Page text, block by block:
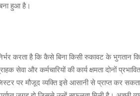
हुआ है।
करता है कि कैसे बिना किसी रुकावट के भुगतान
सेवा और कर्मचारियों की कार्य क्षमता दोनों
पर मौजूद व्यक्ति इसे आसानी से प्राप्त कर